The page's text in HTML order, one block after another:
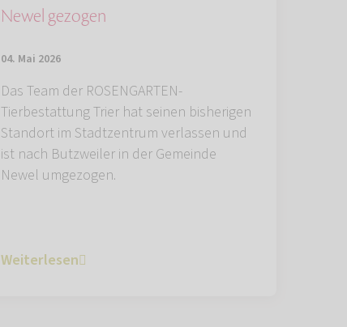
Newel gezogen
04. Mai 2026
Das Team der ROSENGARTEN-
Tierbestattung Trier hat seinen bisherigen
Standort im Stadtzentrum verlassen und
ist nach Butzweiler in der Gemeinde
Newel umgezogen.
Weiterlesen